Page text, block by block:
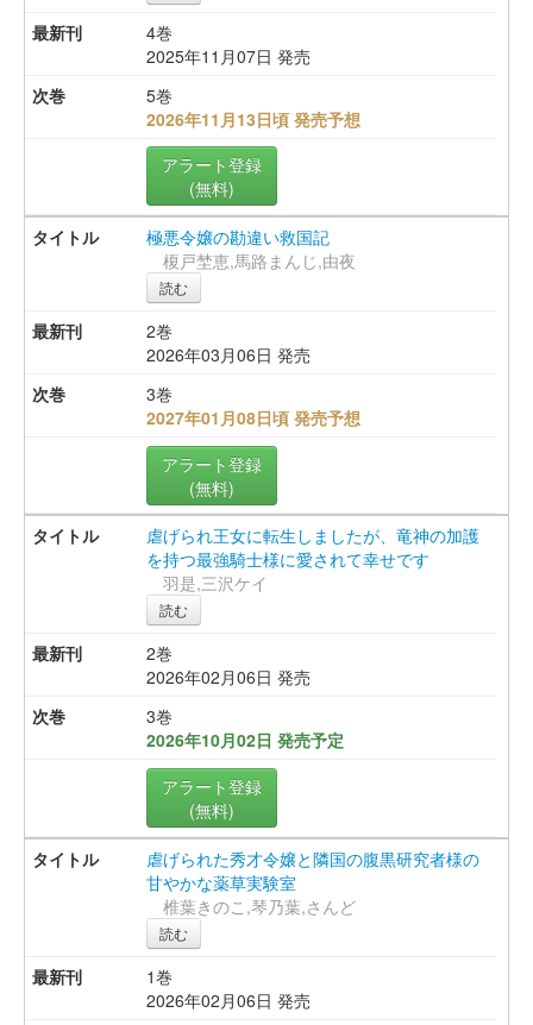
4巻
2025年11月07日 発売
5巻
2026年11月13日頃 発売予想
アラート登録
(無料)
極悪令嬢の勘違い救国記
榎戸埜恵,馬路まんじ,由夜
読む
2巻
2026年03月06日 発売
3巻
2027年01月08日頃 発売予想
アラート登録
(無料)
虐げられ王女に転生しましたが、竜神の加護
を持つ最強騎士様に愛されて幸せです
羽是,三沢ケイ
読む
2巻
2026年02月06日 発売
3巻
2026年10月02日 発売予定
アラート登録
(無料)
虐げられた秀才令嬢と隣国の腹黒研究者様の
甘やかな薬草実験室
椎葉きのこ,琴乃葉,さんど
読む
1巻
2026年02月06日 発売